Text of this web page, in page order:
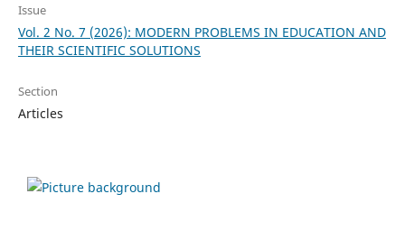
Issue
Vol. 2 No. 7 (2026): MODERN PROBLEMS IN EDUCATION AND
THEIR SCIENTIFIC SOLUTIONS
Section
Articles